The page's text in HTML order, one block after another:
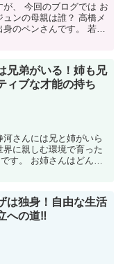
、 今回のブログでは お
ンの母親は誰？ 高橋メ
のペンさんです。 若い
兄弟がいる！姉も兄
ィブな才能の持ち
さんには兄と姉がいら
に親しむ環境で育った
す。 お姉さんはどんな
は独身！自由な生活
への道‼